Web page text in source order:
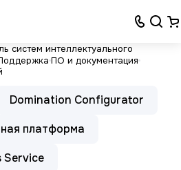
систем интеллектуального
ПО и документация
Domination Configurator
платформа
Service